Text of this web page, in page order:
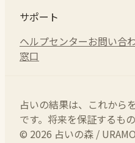
サポート
ヘルプセンターお問い合
窓口
占いの結果は、これから
です。将来を保証するも
© 2026 占いの森 /